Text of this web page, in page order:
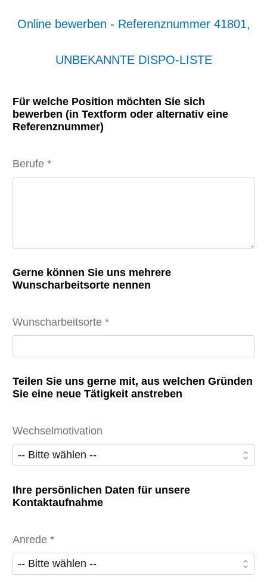
Online bewerben - Referenznummer 41801,
UNBEKANNTE DISPO-LISTE
Für welche Position möchten Sie sich
bewerben (in Textform oder alternativ eine
Referenznummer)
Berufe *
Gerne können Sie uns mehrere
Wunscharbeitsorte nennen
Wunscharbeitsorte *
Teilen Sie uns gerne mit, aus welchen Gründen
Sie eine neue Tätigkeit anstreben
Wechselmotivation
Ihre persönlichen Daten für unsere
Kontaktaufnahme
Anrede *